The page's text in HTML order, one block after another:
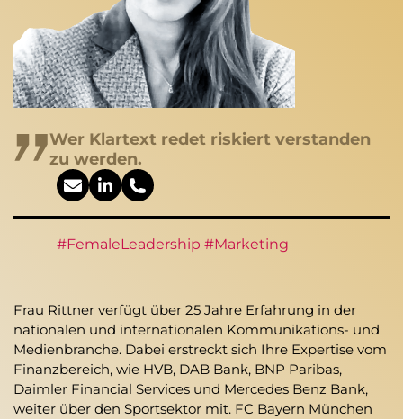
Wer Klartext redet riskiert verstanden
zu werden.
#FemaleLeadership #Marketing
Frau Rittner verfügt über 25 Jahre Erfahrung in der
nationalen und internationalen Kommunikations- und
Medienbranche. Dabei erstreckt sich Ihre Expertise vom
Finanzbereich, wie HVB, DAB Bank, BNP Paribas,
Daimler Financial Services und Mercedes Benz Bank,
weiter über den Sportsektor mit. FC Bayern München